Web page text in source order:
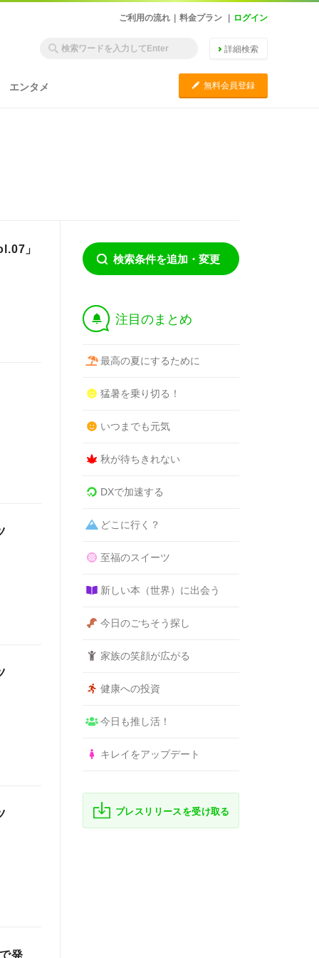
ご利用の流れ 料金プラン ログイン
詳細検索
エンタメ C 無料会員登録
」
発
検索条件を追加・変更
† 注目のまとめ
最高の夏にするために
猛暑を乗り切る！
いつまでも元気
秋が待ちきれない
DXで加速する
どこに行く？
至福のスイーツ
新しい本（世界）に出会う
今日のごちそう探し
家族の笑顔が広がる
健康への投資
今日も推し活！
キレイをアップデート
プレスリリースを受け取る